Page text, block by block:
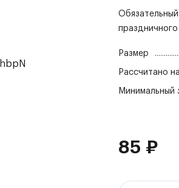
праздничного
Размер
Рассчитано на
Минимальный
85 ₽